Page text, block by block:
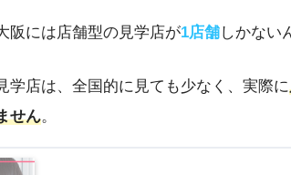
阪には店舗型の見学店が1店舗しかない
学店は、全国的に見ても少なく、実際に
せん。